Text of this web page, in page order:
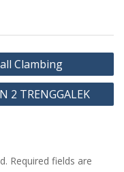
Clambing
2 TRENGGALEK
Required fields are